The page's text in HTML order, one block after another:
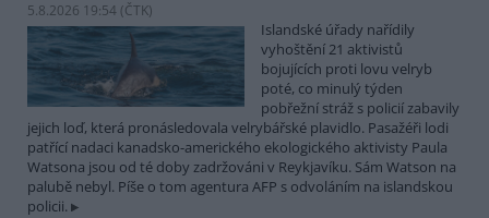
5.8.2026 19:54 (ČTK)
Islandské úřady nařídily
vyhoštění 21 aktivistů
bojujících proti lovu velryb
poté, co minulý týden
pobřežní stráž s policií zabavily
jejich loď, která pronásledovala velrybářské plavidlo. Pasažéři lodi
patřící nadaci kanadsko-amerického ekologického aktivisty Paula
Watsona jsou od té doby zadržováni v Reykjavíku. Sám Watson na
palubě nebyl. Píše o tom agentura AFP s odvoláním na islandskou
policii.